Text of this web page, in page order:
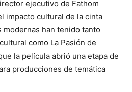
ejecutivo de Fathom
impacto cultural de la cinta
modernas han tenido tanto
como La Pasión de
la película abrió una etapa de
producciones de temática